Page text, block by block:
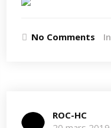
No Comments In
ROC-HC